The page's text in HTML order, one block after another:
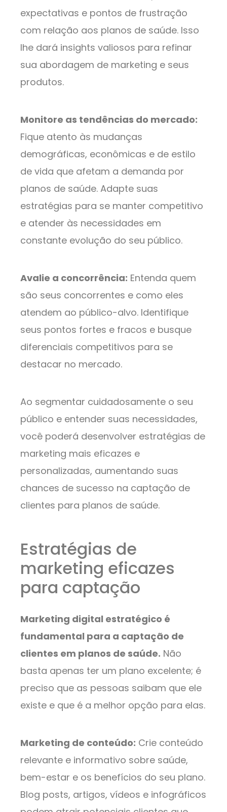
expectativas e pontos de frustração
com relação aos planos de saúde. Isso
lhe dará insights valiosos para refinar
sua abordagem de marketing e seus
produtos.
Monitore as tendências do mercado:
Fique atento às mudanças
demográficas, econômicas e de estilo
de vida que afetam a demanda por
planos de saúde. Adapte suas
estratégias para se manter competitivo
e atender às necessidades em
constante evolução do seu público.
Avalie a concorrência: Entenda quem
são seus concorrentes e como eles
atendem ao público-alvo. Identifique
seus pontos fortes e fracos e busque
diferenciais competitivos para se
destacar no mercado.
Ao segmentar cuidadosamente o seu
público e entender suas necessidades,
você poderá desenvolver estratégias de
marketing mais eficazes e
personalizadas, aumentando suas
chances de sucesso na captação de
clientes para planos de saúde.
Estratégias de
marketing eficazes
para captação
Marketing digital estratégico é
fundamental para a captação de
clientes em planos de saúde. Não
basta apenas ter um plano excelente; é
preciso que as pessoas saibam que ele
existe e que é a melhor opção para elas.
Marketing de conteúdo: Crie conteúdo
relevante e informativo sobre saúde,
bem-estar e os benefícios do seu plano.
Blog posts, artigos, vídeos e infográficos